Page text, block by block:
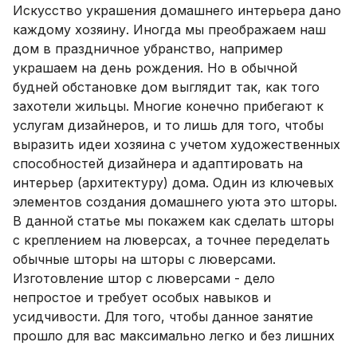
Искусство украшения домашнего интерьера дано
каждому хозяину. Иногда мы преображаем наш
дом в праздничное убранство, например
украшаем на день рождения. Но в обычной
будней обстановке дом выглядит так, как того
захотели жильцы. Многие конечно прибегают к
услугам дизайнеров, и то лишь для того, чтобы
выразить идеи хозяина с учетом художественных
способностей дизайнера и адаптировать на
интерьер (архитектуру) дома. Один из ключевых
элементов создания домашнего уюта это шторы.
В данной статье мы покажем как сделать шторы
с креплением на люверсах, а точнее переделать
обычные шторы на шторы с люверсами.
Изготовление штор с люверсами - дело
непростое и требует особых навыков и
усидчивости. Для того, чтобы данное занятие
прошло для вас максимально легко и без лишних